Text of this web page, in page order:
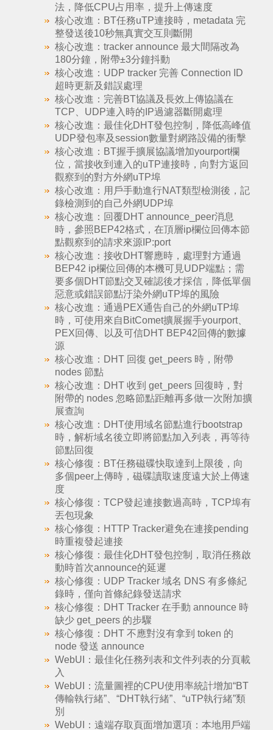
法，降低CPU占用率，提升上傳速度
核心改進：BT任務uTP連接時，metadata 完
整發送後10秒無真實交互則斷開
核心改進：tracker announce 最大間隔改為
180分鐘，附帶±3分鐘抖動
核心改進：UDP tracker 完善 Connection ID
超時更新及錯誤處理
核心改進：完善BT協議及長效上傳協議在
TCP、UDP連入時的IP過濾器斷開處理
核心改進：最佳化DHT發包控制，降低高峰值
UDP發包率及session數量對網路設備的衝擊
核心改進：BT握手擴展協議增加yourport欄
位，當接收到連入的uTP連接時，向對方返回
觀察到的對方外網uTP埠
核心改進：用戶手動進行NAT類型檢測後，記
錄檢測到的自己外網UDP埠
核心改進：回覆DHT announce_peer消息
時，參照BEP42格式，在頂層ip欄位回傳本節
點觀察到的請求來源IP:port
核心改進：接收DHT響應時，處理對方通過
BEP42 ip欄位回傳的本機可見UDP端點；需
要多個DHT節點交叉確認後才採信，降低單個
惡意或錯誤節點汙染外網uTP埠的風險
核心改進：通過PEX通告自己的外網uTP埠
時，可使用來自BitComet擴展握手yourport、
PEX回傳、以及可信DHT BEP42回傳的數據
源
核心改進：DHT 回復 get_peers 時，附帶
nodes 節點
核心改進：DHT 收到 get_peers 回復時，對
附帶的 nodes 忽略節點距離再多做一次附加擴
展查詢
核心改進：DHT使用域名節點進行bootstrap
時，解析域名後立即將節點加入列表，再等待
節點回復
核心修復：BT任務磁碟快取達到上限後，向
多個peer上傳時，磁碟讀取速度遠大於上傳速
度
核心修復：TCP發起連接數過高時，TCP埠有
丟包現象
核心修復：HTTP Tracker避免在連接pending
時重複發起連接
核心修復：最佳化DHT發包控制，取消任務啟
動時首次announce的延遲
核心修復：UDP Tracker 域名 DNS 有多條紀
錄時，僅向首條紀錄發送請求
核心修復：DHT Tracker 在手動 announce 時
缺少 get_peers 的步驟
核心修復：DHT 不應對沒有拿到 token 的
node 發送 announce
WebUI：最佳化任務列表和文件列表的分頁載
入
WebUI：流量圖裡的CPU使用率統計增加“BT
傳輸執行緒”、“DHT執行緒”、“uTP執行緒”類
別
WebUI：遠端存取頁面增加選項：本地用戶端